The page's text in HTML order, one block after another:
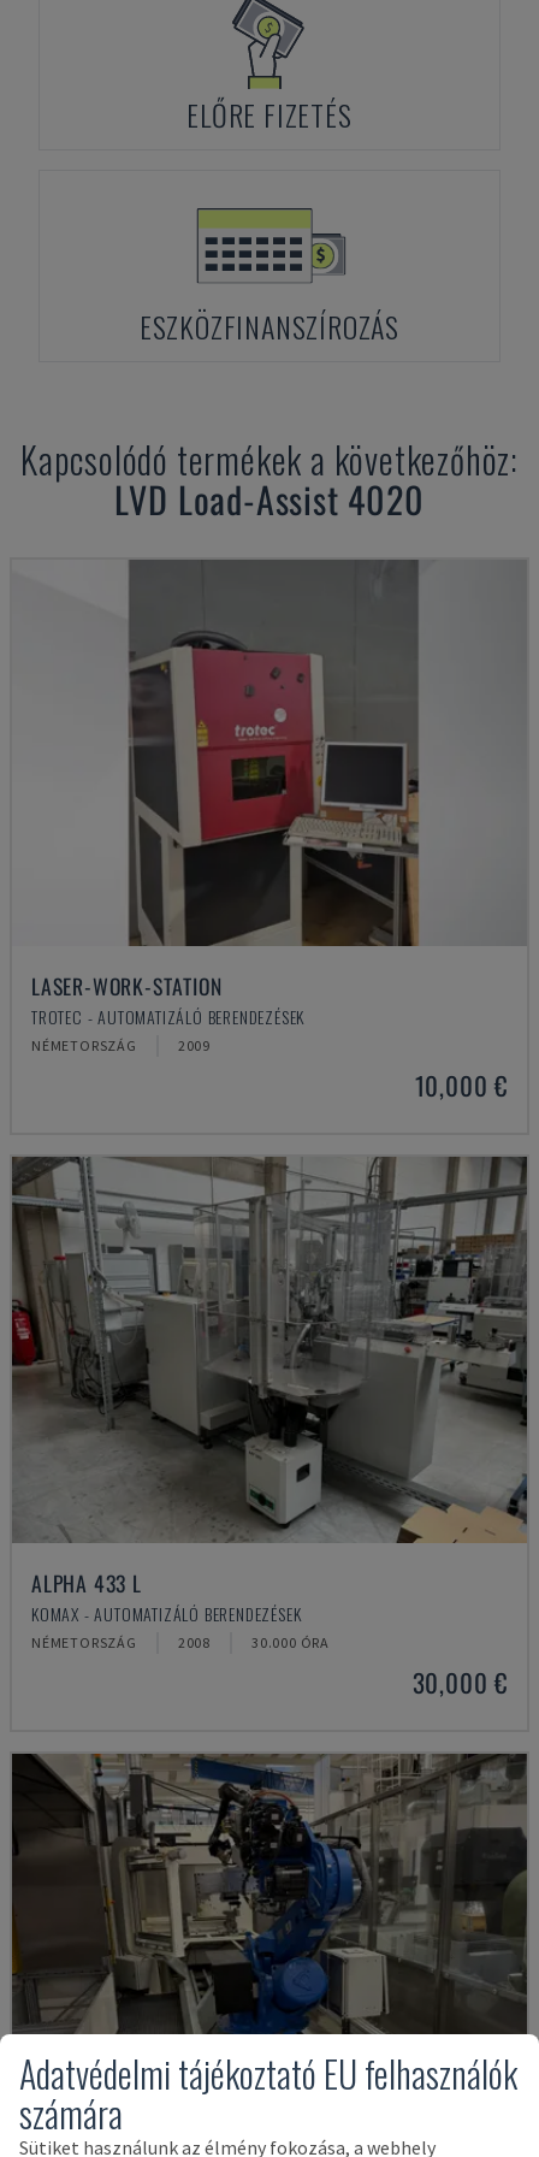
ELŐRE FIZETÉS
ESZKÖZFINANSZÍROZÁS
Kapcsolódó termékek a következőhöz:
LVD Load-Assist 4020
LASER-WORK-STATION
TROTEC - AUTOMATIZÁLÓ BERENDEZÉSEK
NÉMETORSZÁG 2009
10,000 €
ALPHA 433 L
KOMAX - AUTOMATIZÁLÓ BERENDEZÉSEK
NÉMETORSZÁG 2008 30.000 ÓRA
30,000 €
Adatvédelmi tájékoztató EU felhasználók
számára
Sütiket használunk az élmény fokozása, a webhely